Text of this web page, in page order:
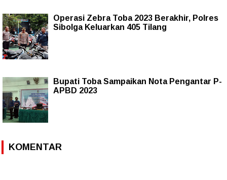
Operasi Zebra Toba 2023 Berakhir, Polres
Sibolga Keluarkan 405 Tilang
Bupati Toba Sampaikan Nota Pengantar P-
APBD 2023
KOMENTAR